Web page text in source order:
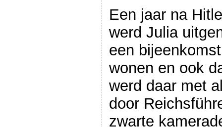
Een jaar na
werd Julia
een
wonen en ook
werd daar met
door
zwarte